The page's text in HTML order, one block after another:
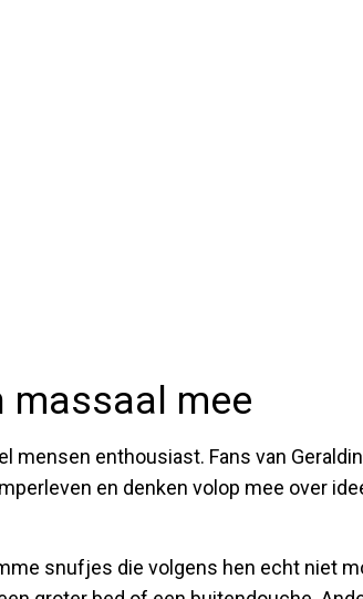
massaal mee
mensen enthousiast. Fans van
en denken volop mee over
snufjes die volgens hen echt niet